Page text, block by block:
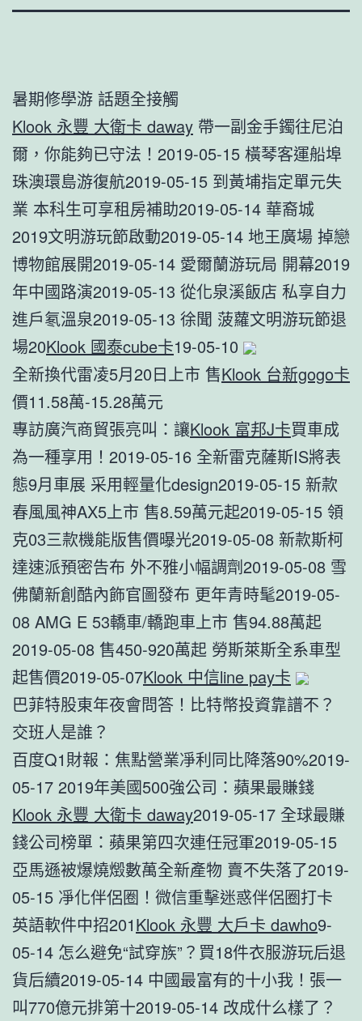
暑期修學游 話題全接觸
Klook 永豐 大衛卡 daway 帶一副金手鐲往尼泊
爾，你能夠已守法！2019-05-15 橫琴客運船埠
珠澳環島游復航2019-05-15 到黃埔指定單元失
業 本科生可享租房補助2019-05-14 華裔城
2019文明游玩節啟動2019-05-14 地王廣場 掉戀
博物館展開2019-05-14 愛爾蘭游玩局 開幕2019
年中國路演2019-05-13 從化泉溪飯店 私享自力
進戶氡溫泉2019-05-13 徐聞 菠蘿文明游玩節退
場20Klook 國泰cube卡19-05-10
全新換代雷凌5月20日上市 售Klook 台新gogo卡
價11.58萬-15.28萬元
專訪廣汽商貿張亮叫：讓Klook 富邦J卡買車成
為一種享用！2019-05-16 全新雷克薩斯IS將表
態9月車展 采用輕量化design2019-05-15 新款
春風風神AX5上市 售8.59萬元起2019-05-15 領
克03三款機能版售價曝光2019-05-08 新款斯柯
達速派預密告布 外不雅小幅調劑2019-05-08 雪
佛蘭新創酷內飾官圖發布 更年青時髦2019-05-
08 AMG E 53轎車/轎跑車上市 售94.88萬起
2019-05-08 售450-920萬起 勞斯萊斯全系車型
起售價2019-05-07Klook 中信line pay卡
巴菲特股東年夜會問答！比特幣投資靠譜不？
交班人是誰？
百度Q1財報：焦點營業凈利同比降落90%2019-
05-17 2019年美國500強公司：蘋果最賺錢
Klook 永豐 大衛卡 daway2019-05-17 全球最賺
錢公司榜單：蘋果第四次連任冠軍2019-05-15
亞馬遜被爆燒燬數萬全新產物 賣不失落了2019-
05-15 凈化伴侶圈！微信重擊迷惑伴侶圈打卡
英語軟件中招201Klook 永豐 大戶卡 dawho9-
05-14 怎么避免“試穿族”？買18件衣服游玩后退
貨后續2019-05-14 中國最富有的十小我！張一
叫770億元排第十2019-05-14 改成什么樣了？